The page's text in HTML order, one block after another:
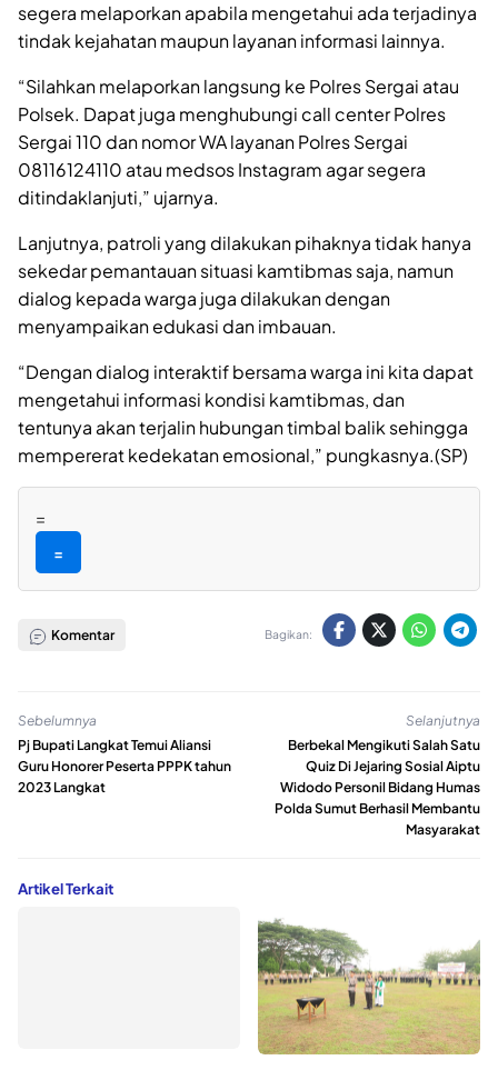
segera melaporkan apabila mengetahui ada terjadinya
tindak kejahatan maupun layanan informasi lainnya.
“Silahkan melaporkan langsung ke Polres Sergai atau
Polsek. Dapat juga menghubungi call center Polres
Sergai 110 dan nomor WA layanan Polres Sergai
08116124110 atau medsos Instagram agar segera
ditindaklanjuti,” ujarnya.
Lanjutnya, patroli yang dilakukan pihaknya tidak hanya
sekedar pemantauan situasi kamtibmas saja, namun
dialog kepada warga juga dilakukan dengan
menyampaikan edukasi dan imbauan.
“Dengan dialog interaktif bersama warga ini kita dapat
mengetahui informasi kondisi kamtibmas, dan
tentunya akan terjalin hubungan timbal balik sehingga
mempererat kedekatan emosional,” pungkasnya.(SP)
=
=
Komentar Bagikan:
Sebelumnya
Pj Bupati Langkat Temui Aliansi
Guru Honorer Peserta PPPK tahun
2023 Langkat
Selanjutnya
Berbekal Mengikuti Salah Satu
Quiz Di Jejaring Sosial Aiptu
Widodo Personil Bidang Humas
Polda Sumut Berhasil Membantu
Masyarakat
Artikel Terkait